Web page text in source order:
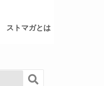
ストマガとは